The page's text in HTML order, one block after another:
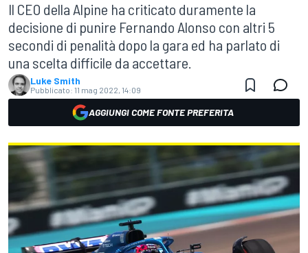
Il CEO della Alpine ha criticato duramente la
decisione di punire Fernando Alonso con altri 5
secondi di penalità dopo la gara ed ha parlato di
una scelta difficile da accettare.
Luke Smith
Pubblicato: 11 mag 2022, 14:09
AGGIUNGI COME FONTE PREFERITA